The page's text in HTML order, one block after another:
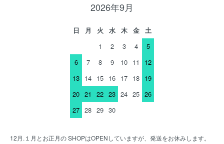
2026年9月
日 月 火 水 木 金
土
1
2 3 4
5
6
7 8 9 10 11
12
13 14 15 16 17 18 19
20 21 22 23 24 25 26
27 28 29 30
12月.１月とお正月の SHOPはOPENしていますが、発送をお休みします。